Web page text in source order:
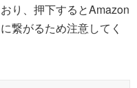
り、押下するとAmazon
繋がるため注意してく